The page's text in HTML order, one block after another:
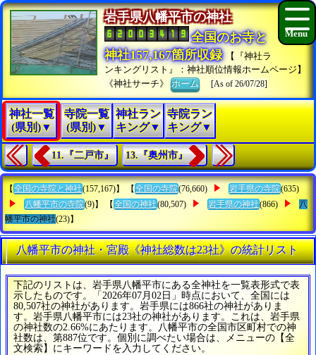
岩手県八幡平市の神社
全国のお寺と
神社157,167箇所収録
【『神社ラ
ンキングリスト』：神社順位情報ホームページ】
《神社サーチ》ホーム [As of 26/07/28]
神社一覧
(県別)▼
寺院一覧
(県別)▼
神社ラン
キング▼
寺院ラン
キング▼
11.『二戸市』 13.『奥州市』
【 全国の寺院と神社(157,167)】 【 全国の寺院(76,660) 岩手県の寺院(635)
八幡平市の寺院(9)】 【 全国の神社(80,507) 岩手県の神社(866)
八
幡平市の神社(23)】
八幡平市の神社・宮殿《神社総数は23社》の統計リスト
下記のリストは、岩手県八幡平市にある全神社を一覧表形式で表
示したものです。「2026年07月02日」時点において、全国には
80,507社の神社があります。岩手県には866社の神社がありま
す。岩手県八幡平市には23社の神社があります。これは、岩手県
の神社数の2.66%にあたります。八幡平市の全国市区町村での神
社数は、第887位です。個別に調べたい場合は、メニューの【全
文検索】にキーワードを入力してください。